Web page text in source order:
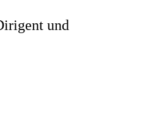
und